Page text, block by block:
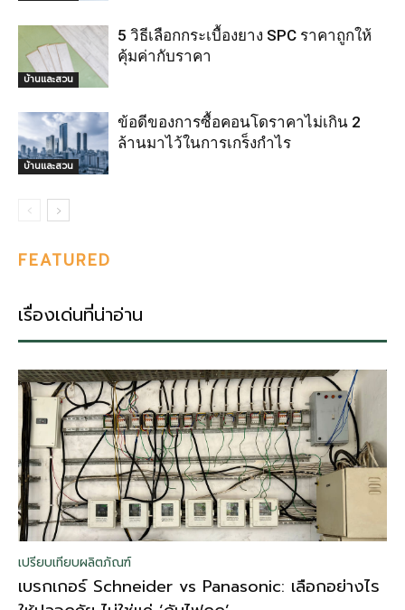
บ้านและสวน
5 วิธีเลือกกระเบื้องยาง SPC ราคาถูกให้
คุ้มค่ากับราคา
บ้านและสวน
ข้อดีของการซื้อคอนโดราคาไม่เกิน 2
ล้านมาไว้ในการเกร็งกำไร
FEATURED
เรื่องเด่นที่น่าอ่าน
เปรียบเทียบผลิตภัณฑ์
เบรกเกอร์ Schneider vs Panasonic: เลือกอย่างไร